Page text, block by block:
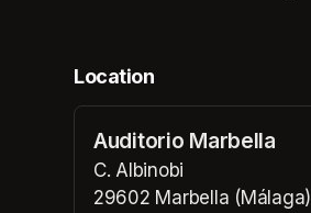
Location
Auditorio Marbella
C. Albinobi
29602 Marbella (Málaga)